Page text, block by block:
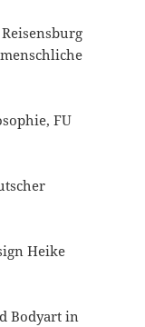
FU
Heike
Bodyart in